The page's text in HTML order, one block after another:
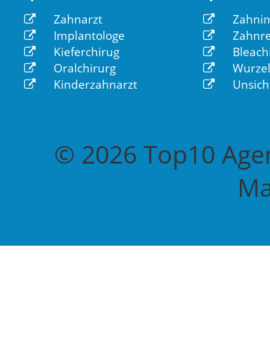
Zahnarzt
Implantologe
Kieferchirug
Oralchirurg
Kinderzahnarzt
© 2026 Top10